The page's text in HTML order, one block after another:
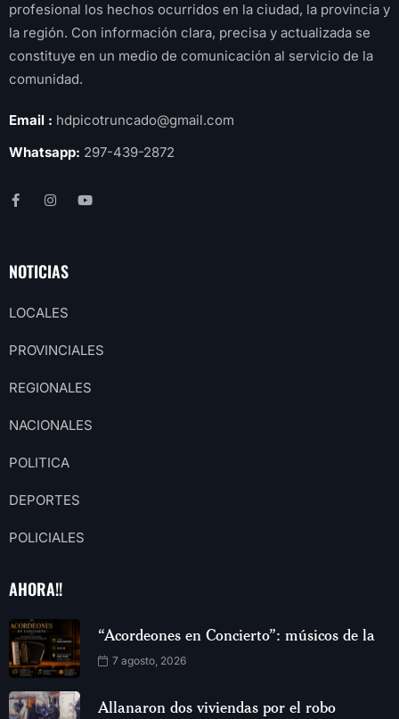
profesional los hechos ocurridos en la ciudad, la provincia y
la región. Con información clara, precisa y actualizada se
constituye en un medio de comunicación al servicio de la
comunidad.
Email : hdpicotruncado@gmail.com
Whatsapp: 297-439-2872
NOTICIAS
LOCALES
PROVINCIALES
REGIONALES
NACIONALES
POLITICA
DEPORTES
POLICIALES
AHORA!!
“Acordeones en Concierto”: músicos de la
7 agosto, 2026
Allanaron dos viviendas por el robo